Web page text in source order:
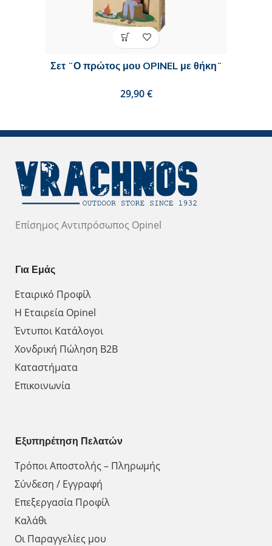
Σετ ¨Ο πρώτος μου OPINEL με θήκη¨
€
Επίσημος Αντιπρόσωπος Opinel
Για Εμάς
Εταιρικό Προφίλ
Η Εταιρεία Opinel
Έντυποι Κατάλογοι
Χονδρική Πώληση Β2Β
Καταστήματα
Επικοινωνία
Εξυπηρέτηση Πελατών
Τρόποι Αποστολής – Πληρωμής
Σύνδεση / Εγγραφή
Επεξεργασία Προφίλ
Καλάθι
Οι Παραγγελίες μου